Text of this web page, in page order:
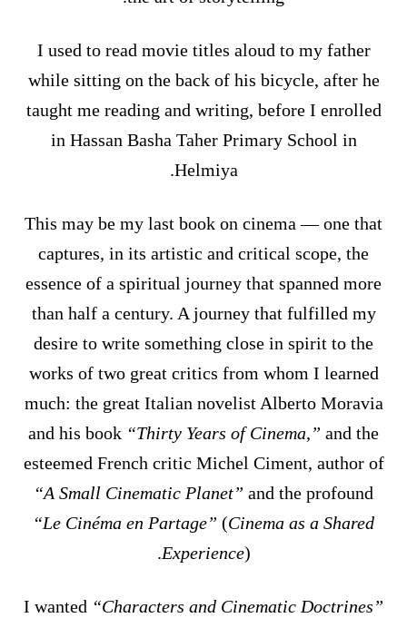
I used to read movie titles aloud to my father
while sitting on the back of his bicycle, after he
taught me reading and writing, before I enrolled
in Hassan Basha Taher Primary School in
Helmiya.
This may be my last book on cinema — one that
captures, in its artistic and critical scope, the
essence of a spiritual journey that spanned more
than half a century. A journey that fulfilled my
desire to write something close in spirit to the
works of two great critics from whom I learned
much: the great Italian novelist Alberto Moravia
and his book “Thirty Years of Cinema,” and the
esteemed French critic Michel Ciment, author of
“A Small Cinematic Planet” and the profound
“Le Cinéma en Partage” (Cinema as a Shared
Experience).
I wanted “Characters and Cinematic Doctrines”